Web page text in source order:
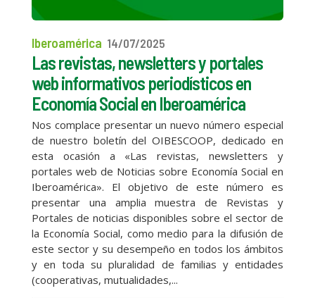
Iberoamérica 14/07/2025
Las revistas, newsletters y portales
web informativos periodísticos en
Economía Social en Iberoamérica
Nos complace presentar un nuevo número especial
de nuestro boletín del OIBESCOOP, dedicado en
esta ocasión a «Las revistas, newsletters y
portales web de Noticias sobre Economía Social en
Iberoamérica». El objetivo de este número es
presentar una amplia muestra de Revistas y
Portales de noticias disponibles sobre el sector de
la Economía Social, como medio para la difusión de
este sector y su desempeño en todos los ámbitos
y en toda su pluralidad de familias y entidades
(cooperativas, mutualidades,...